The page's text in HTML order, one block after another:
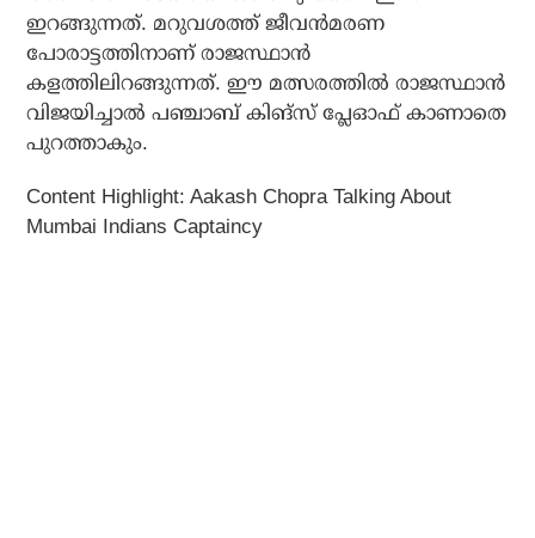
ഇറങ്ങുന്നത്. മറുവശത്ത് ജീവന്‍മരണ
പോരാട്ടത്തിനാണ് രാജസ്ഥാന്‍
കളത്തിലിറങ്ങുന്നത്. ഈ മത്സരത്തില്‍ രാജസ്ഥാന്‍
വിജയിച്ചാല്‍ പഞ്ചാബ് കിങ്‌സ് പ്ലേഓഫ് കാണാതെ
പുറത്താകും.
Content Highlight: Aakash Chopra Talking About
Mumbai Indians Captaincy